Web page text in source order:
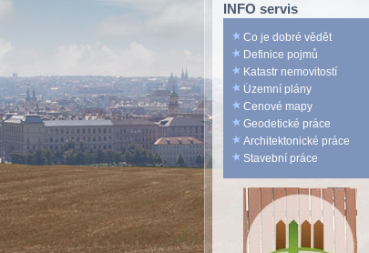
INFO servis
Co je dobré vědět
Definice pojmů
Katastr nemovitostí
Územní plány
Cenové mapy
Geodetické práce
Architektonické práce
Stavební práce